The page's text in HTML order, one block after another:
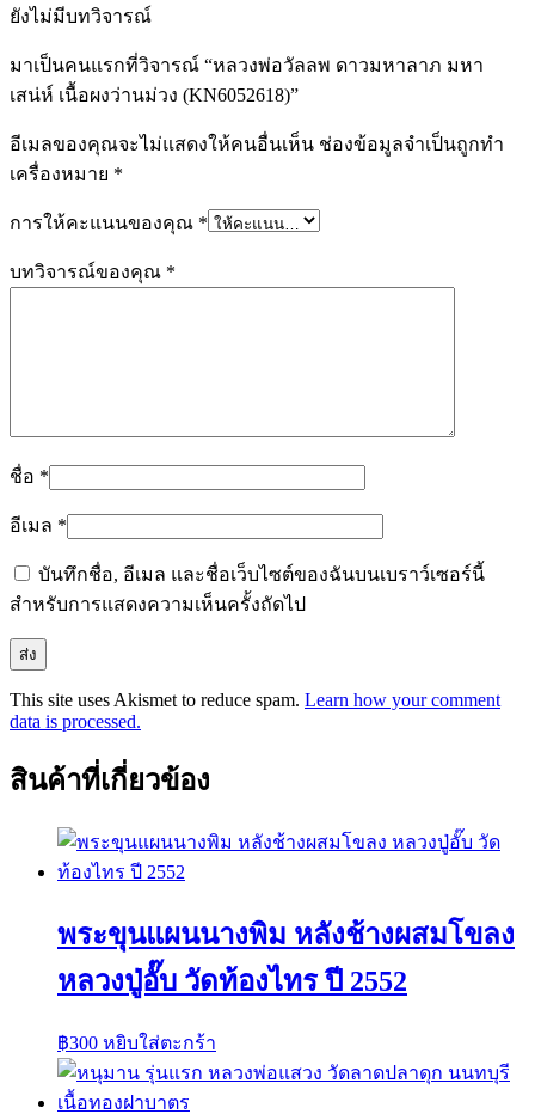
ยังไม่มีบทวิจารณ์
มาเป็นคนแรกที่วิจารณ์ “หลวงพ่อวัลลพ ดาวมหาลาภ มหา
เสน่ห์ เนื้อผงว่านม่วง (KN6052618)”
อีเมลของคุณจะไม่แสดงให้คนอื่นเห็น ช่องข้อมูลจำเป็นถูกทำ
เครื่องหมาย *
การให้คะแนนของคุณ *
บทวิจารณ์ของคุณ *
ชื่อ *
อีเมล *
บันทึกชื่อ, อีเมล และชื่อเว็บไซต์ของฉันบนเบราว์เซอร์นี้
สำหรับการแสดงความเห็นครั้งถัดไป
This site uses Akismet to reduce spam. Learn how your comment
data is processed.
สินค้าที่เกี่ยวข้อง
พระขุนแผนนางพิม หลังช้างผสมโขลง
หลวงปู่อั๊บ วัดท้องไทร ปี 2552
฿300 หยิบใส่ตะกร้า